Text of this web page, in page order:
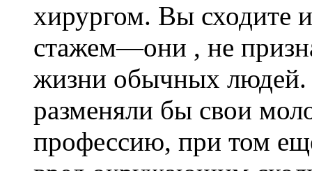
хирургом. Вы сходите
стажем—они , не
жизни обычных людей.
разменяли бы свои
профессию, при том